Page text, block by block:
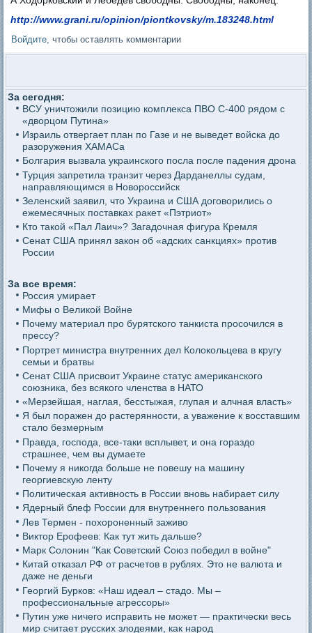
http://www.grani.ru/opinion/piontkovsky/m.183248.html
Войдите , чтобы оставлять комментарии
За сегодня:
ВСУ уничтожили позицию комплекса ПВО С-400 рядом с
«дворцом Путина»
Израиль отвергает план по Газе и не выведет войска до
разоружения ХАМАСа
Болгария вызвала украинского посла после падения дрона
Турция запретила транзит через Дарданеллы судам,
направляющимся в Новороссийск
Зеленский заявил, что Украина и США договорились о
ежемесячных поставках ракет «Пэтриот»
Кто такой «Пал Лаич»? Загадочная фигура Кремля
Сенат США принял закон об «адских санкциях» против
России
За все время:
Россия умирает
Мифы о Великой Войне
Почему материал про бурятского танкиста просочился в
прессу?
Портрет министра внутренних дел Колокольцева в кругу
семьи и братвы
Сенат США присвоит Украине статус американского
союзника, без всякого членства в НАТО
«Мерзейшая, наглая, бесстыжая, глупая и алчная власть»
Я был поражен до растерянности, а уважение к восставшим
стало безмерным
Правда, господа, все-таки всплывет, и она гораздо
страшнее, чем вы думаете
Почему я никогда больше не повешу на машину
георгиевскую ленту
Политическая активность в России вновь набирает силу
Ядерный блеф России для внутреннего пользования
Лев Термен - похороненный заживо
Виктор Ерофеев: Как тут жить дальше?
Марк Солонин "Как Советский Союз победил в войне"
Китай отказал РФ от расчетов в рублях. Это не валюта и
даже не деньги
Георгий Бурков: «Наш идеал – стадо. Мы –
профессиональные агрессоры»
Путин уже ничего исправить не может — практически весь
мир считает русских злодеями, как народ